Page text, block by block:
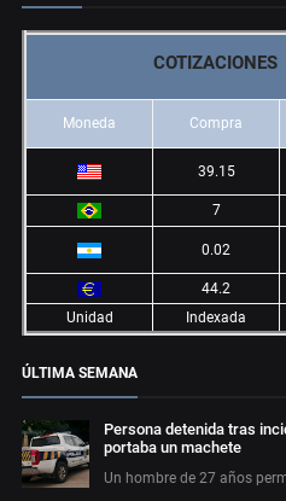
COTIZACIONES
Moneda Compra
39.15
7
0.02
44.2
Unidad
Indexada
ÚLTIMA SEMANA
Persona detenida tras
portaba un machete
Un hombre de 27 años